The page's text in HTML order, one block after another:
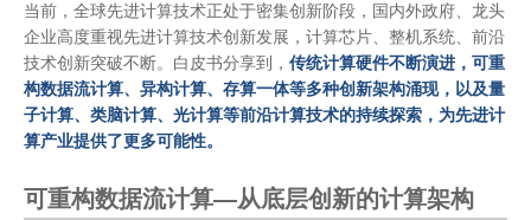
当前，全球先进计算技术正处于密集创新阶段，国内外政府、龙头
企业高度重视先进计算技术创新发展，计算芯片、整机系统、前沿
技术创新突破不断。白皮书分享到， 传统计算硬件不断演进，可重
构数据流计算、异构计算、存算一体等多种创新架构涌现，以及量
子计算、类脑计算、光计算等前沿计算技术的持续探索，为先进计
算产业提供了更多可能性。
可重构数据流计算—从底层创新的计算架构